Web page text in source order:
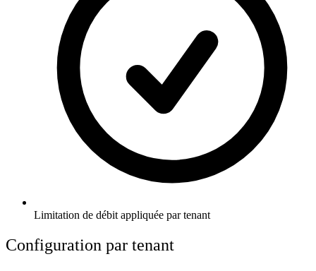
Limitation de débit appliquée par tenant
Configuration par tenant